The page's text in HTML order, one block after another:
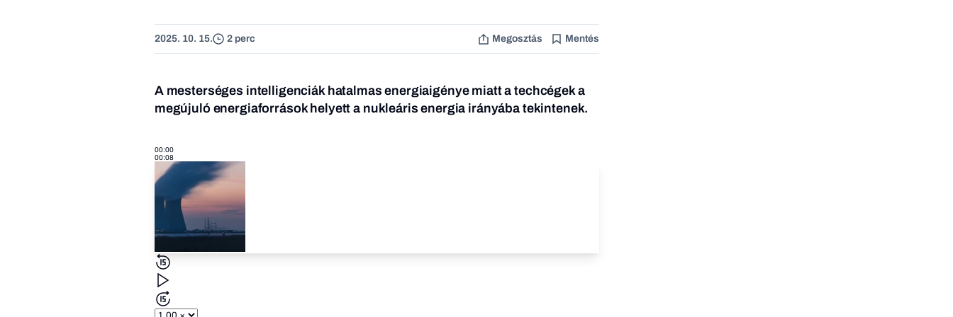
2025. 10. 15. 2 perc Megosztás Mentés
A mesterséges intelligenciák hatalmas energiaigénye miatt a techcégek a
megújuló energiaforrások helyett a nukleáris energia irányába tekintenek.
00:00
00:08